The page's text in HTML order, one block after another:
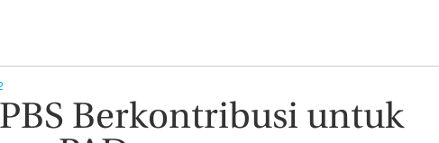
Berkontribusi untuk